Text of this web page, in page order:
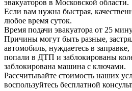
эвакуаторов в Московской области.
Если вам нужна быстрая,
любое время суток.
Время подачи эвакуатора от 25
Причины могут быть разные,
автомобиль, нуждаетесь в заправке,
попали в ДТП и заблокированы
заблокирована машина с ключами.
Рассчитывайте стоимость наших
воспользуйтесь бесплатной